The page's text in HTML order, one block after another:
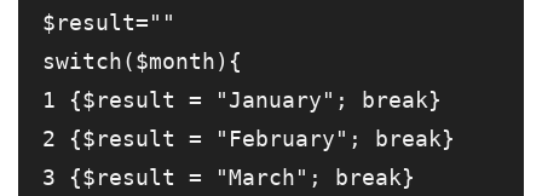
$result=""
switch($month){
1 {$result = "January"; break}
2 {$result = "February"; break}
3 {$result = "March"; break}